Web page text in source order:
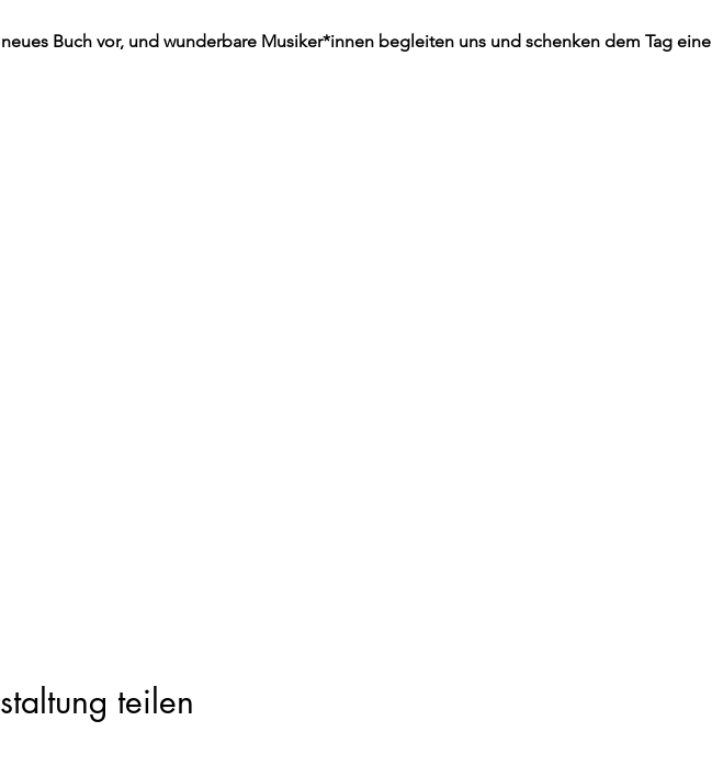
Buch vor, und wunderbare Musiker*innen begleiten uns und schenken dem Tag eine
teilen